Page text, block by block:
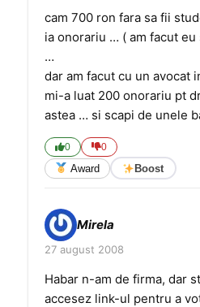
cam 700 ron fara sa fii
ia onorariu … ( am facut
…
dar am facut cu un avocat
mi-a luat 200 onorariu pt
astea … si scapi de unele
0 0
Award Boost
Mirela
27 august 2008
Habar n-am de firma, dar
accesez link-ul pentru a